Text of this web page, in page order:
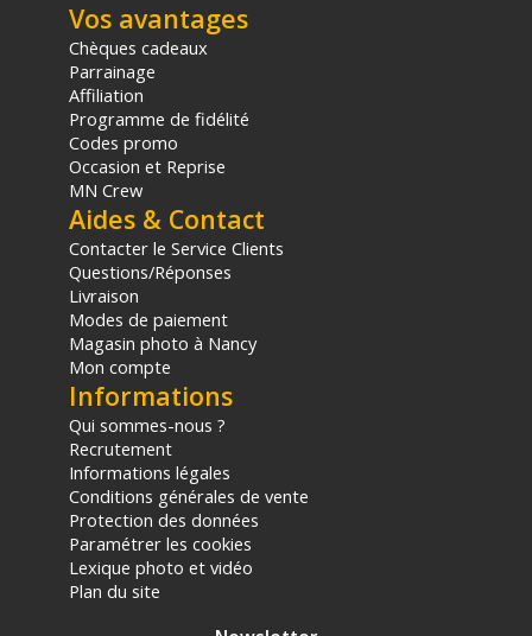
Vos avantages
Chèques cadeaux
Parrainage
Affiliation
Programme de fidélité
Codes promo
Occasion et Reprise
MN Crew
Aides & Contact
Contacter le Service Clients
Questions/Réponses
Livraison
Modes de paiement
Magasin photo à Nancy
Mon compte
Informations
Qui sommes-nous ?
Recrutement
Informations légales
Conditions générales de vente
Protection des données
Paramétrer les cookies
Lexique photo et vidéo
Plan du site